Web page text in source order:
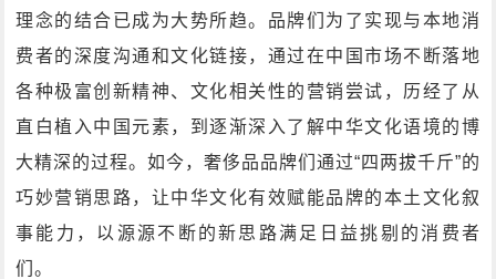
理念的结合已成为大势所趋。品牌们为了实现与本地消
费者的深度沟通和文化链接，通过在中国市场不断落地
各种极富创新精神、文化相关性的营销尝试，历经了从
直白植入中国元素，到逐渐深入了解中华文化语境的博
大精深的过程。如今，奢侈品品牌们通过“四两拔千斤”的
巧妙营销思路，让中华文化有效赋能品牌的本土文化叙
事能力，以源源不断的新思路满足日益挑剔的消费者
们。